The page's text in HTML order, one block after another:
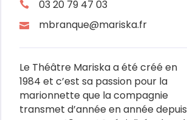
03 20 79 47 03
mbranque@mariska.fr
Le Théâtre Mariska a été créé en
1984 et c’est sa passion pour la
marionnette que la compagnie
transmet d’année en année depuis